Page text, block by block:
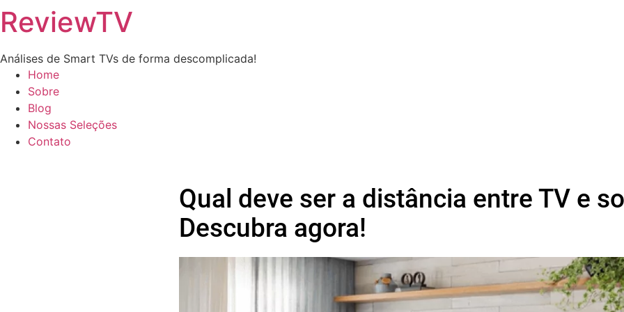
ReviewTV
Análises de Smart TVs de forma descomplicada!
Home
Sobre
Blog
Nossas Seleções
Contato
Qual deve ser a distância entre TV e
Descubra agora!